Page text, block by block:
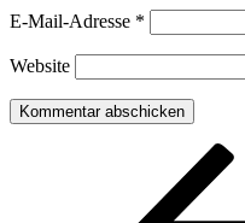
E-Mail-Adresse *
Website
Beitragsnavigation